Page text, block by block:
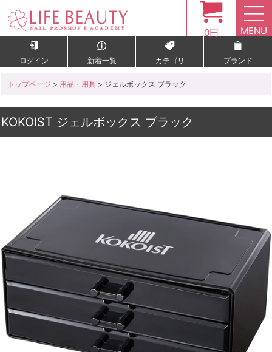
0円 MENU
ログイン 新着一覧 カテゴリ ブランド
トップページ > 用品・用具 > ジェルボックス ブラック
KOKOIST ジェルボックス ブラック